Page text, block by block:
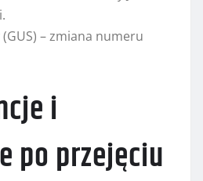
– zmiana numeru
i
po przejęciu